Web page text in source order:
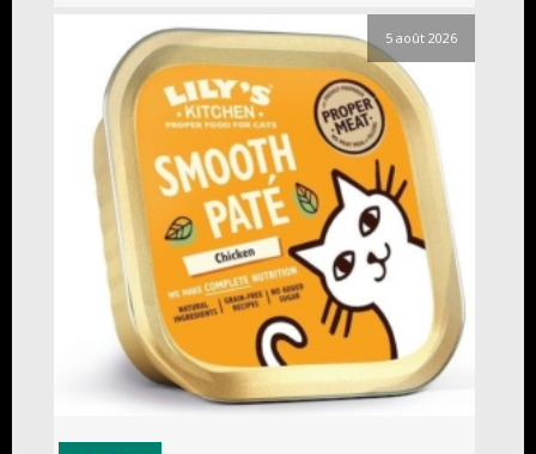
5 août 2026